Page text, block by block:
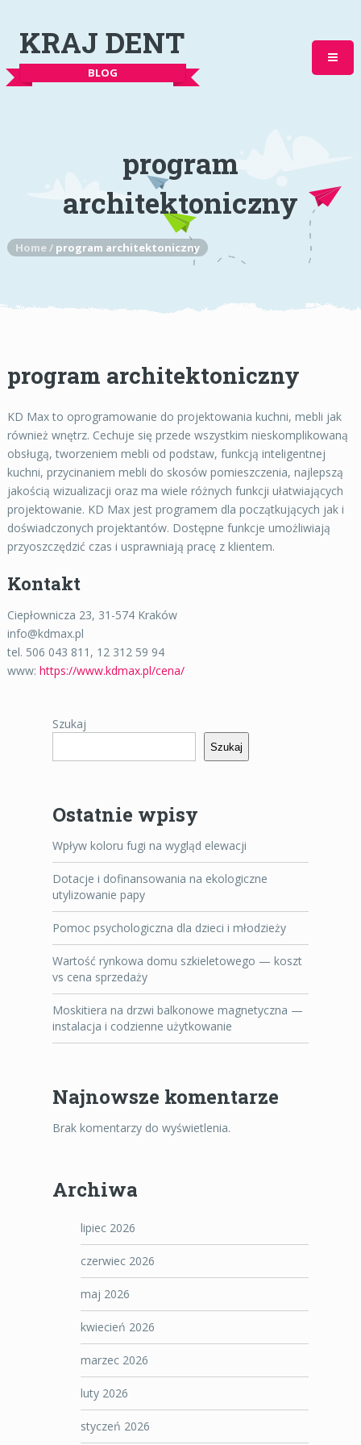
KRAJ DENT
BLOG
program
architektoniczny
Home/ program architektoniczny
program architektoniczny
KD Max to oprogramowanie do projektowania kuchni, mebli jak
również wnętrz. Cechuje się przede wszystkim nieskomplikowaną
obsługą, tworzeniem mebli od podstaw, funkcją inteligentnej
kuchni, przycinaniem mebli do skosów pomieszczenia, najlepszą
jakością wizualizacji oraz ma wiele różnych funkcji ułatwiających
projektowanie. KD Max jest programem dla początkujących jak i
doświadczonych projektantów. Dostępne funkcje umożliwiają
przyoszczędzić czas i usprawniają pracę z klientem.
Kontakt
Ciepłownicza 23, 31-574 Kraków
info@kdmax.pl
tel. 506 043 811, 12 312 59 94
www: https://www.kdmax.pl/cena/
Szukaj
Szukaj
Ostatnie wpisy
Wpływ koloru fugi na wygląd elewacji
Dotacje i dofinansowania na ekologiczne
utylizowanie papy
Pomoc psychologiczna dla dzieci i młodzieży
Wartość rynkowa domu szkieletowego — koszt
vs cena sprzedaży
Moskitiera na drzwi balkonowe magnetyczna —
instalacja i codzienne użytkowanie
Najnowsze komentarze
Brak komentarzy do wyświetlenia.
Archiwa
lipiec 2026
czerwiec 2026
maj 2026
kwiecień 2026
marzec 2026
luty 2026
styczeń 2026